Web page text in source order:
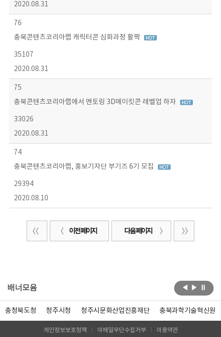
2020.08.31
76
충북콘텐츠코리아랩 캐릭터콘 심화과정 활짝
35107
2020.08.31
75
충북콘텐츠코리아랩에서 멘토링 3D메이킷콘 레벨업 하자
33026
2020.08.31
74
충북콘텐츠코리아랩, 홍보기자단 부기즈 6기 모집
29394
2020.08.10
이전 페이지 다음 페이지
배너모음
충청북도청 청주시청 청주시문화산업진흥재단 충북과학기술혁신원
개인정보보호정책 이메일무단수집거부 이용약관